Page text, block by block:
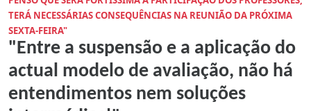
TERÁ NECESSÁRIAS CONSEQUÊNCIAS NA REUNIÃO DA PRÓXIMA
SEXTA-FEIRA"
"Entre a suspensão e a aplicação do
actual modelo de avaliação, não há
entendimentos nem soluções